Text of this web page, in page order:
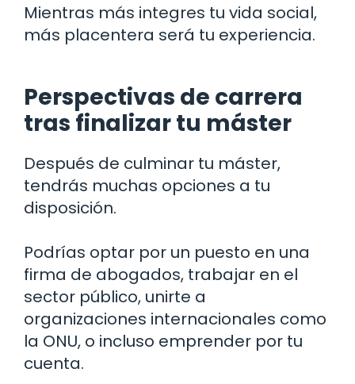
Mientras más integres tu vida social,
más placentera será tu experiencia.
Perspectivas de carrera
tras finalizar tu máster
Después de culminar tu máster,
tendrás muchas opciones a tu
disposición.
Podrías optar por un puesto en una
firma de abogados, trabajar en el
sector público, unirte a
organizaciones internacionales como
la ONU, o incluso emprender por tu
cuenta.